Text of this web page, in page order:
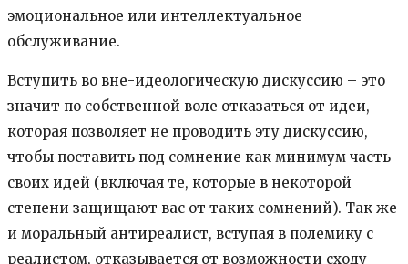
эмоциональное или интеллектуальное
обслуживание.
Вступить во вне-идеологическую дискуссию – это
значит по собственной воле отказаться от идеи,
которая позволяет не проводить эту дискуссию,
чтобы поставить под сомнение как минимум часть
своих идей (включая те, которые в некоторой
степени защищают вас от таких сомнений). Так же
и моральный антиреалист, вступая в полемику с
реалистом, отказывается от возможности сходу